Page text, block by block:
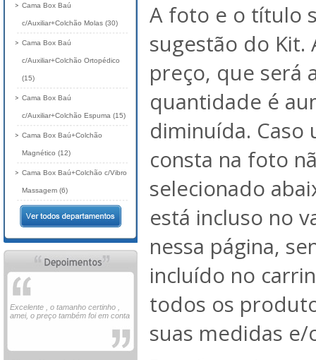
A foto e o título
sugestão do Kit.
preço, que será
quantidade é
diminuída.
consta na foto
selecionado
está incluso no
nessa página,
incluído no
todos os
suas medidas e/
Cama Box Baú
c/Auxiliar+Colchão Molas (30)
Cama Box Baú
c/Auxiliar+Colchão Ortopédico
(15)
Cama Box Baú
c/Auxiliar+Colchão Espuma (15)
Cama Box Baú+Colchão
Magnético (12)
Cama Box Baú+Colchão c/Vibro
Massagem (6)
Excelente , o tamanho certinho ,
amei, o preço também foi em conta